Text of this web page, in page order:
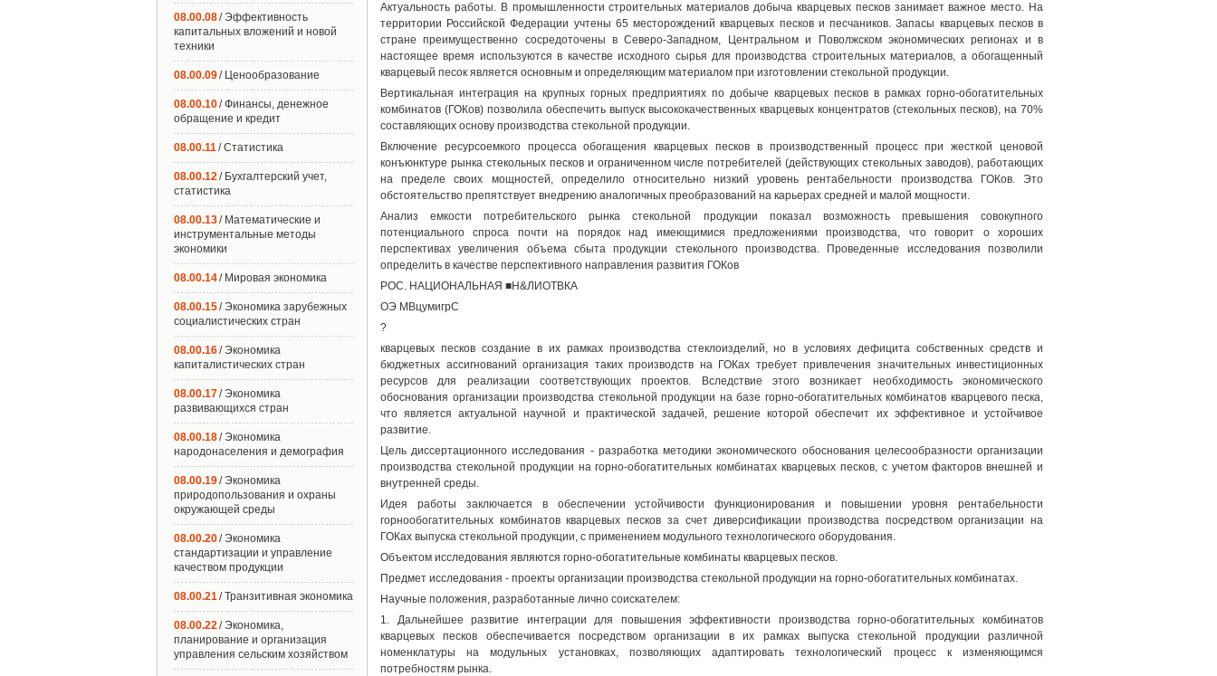
Актуальность работы. В промышленности строительных материалов добыча кварцевых песков занимает важное место. На
территории Российской Федерации учтены 65 месторождений кварцевых песков и песчаников. Запасы кварцевых песков в
стране преимущественно сосредоточены в Северо-Западном, Центральном и Поволжском экономических регионах и в
настоящее время используются в качестве исходного сырья для производства строительных материалов, а обогащенный
кварцевый песок является основным и определяющим материалом при изготовлении стекольной продукции.
Вертикальная интеграция на крупных горных предприятиях по добыче кварцевых песков в рамках горно-обогатительных
комбинатов (ГОКов) позволила обеспечить выпуск высококачественных кварцевых концентратов (стекольных песков), на 70%
составляющих основу производства стекольной продукции.
Включение ресурсоемкого процесса обогащения кварцевых песков в производственный процесс при жесткой ценовой
конъюнктуре рынка стекольных песков и ограниченном числе потребителей (действующих стекольных заводов), работающих
на пределе своих мощностей, определило относительно низкий уровень рентабельности производства ГОКов. Это
обстоятельство препятствует внедрению аналогичных преобразований на карьерах средней и малой мощности.
Анализ емкости потребительского рынка стекольной продукции показал возможность превышения совокупного
потенциального спроса почти на порядок над имеющимися предложениями производства, что говорит о хороших
перспективах увеличения объема сбыта продукции стекольного производства. Проведенные исследования позволили
определить в качестве перспективного направления развития ГОКов
РОС. НАЦИОНАЛЬНАЯ ■Н&ЛИОТВКА
ОЭ МВцумигрС
?
кварцевых песков создание в их рамках производства стеклоизделий, но в условиях дефицита собственных средств и
бюджетных ассигнований организация таких производств на ГОКах требует привлечения значительных инвестиционных
ресурсов для реализации соответствующих проектов. Вследствие этого возникает необходимость экономического
обоснования организации производства стекольной продукции на базе горно-обогатительных комбинатов кварцевого песка,
что является актуальной научной и практической задачей, решение которой обеспечит их эффективное и устойчивое
развитие.
Цель диссертационного исследования - разработка методики экономического обоснования целесообразности организации
производства стекольной продукции на горно-обогатительных комбинатах кварцевых песков, с учетом факторов внешней и
внутренней среды.
Идея работы заключается в обеспечении устойчивости функционирования и повышении уровня рентабельности
горнообогатительных комбинатов кварцевых песков за счет диверсификации производства посредством организации на
ГОКах выпуска стекольной продукции, с применением модульного технологического оборудования.
Объектом исследования являются горно-обогатительные комбинаты кварцевых песков.
Предмет исследования - проекты организации производства стекольной продукции на горно-обогатительных комбинатах.
Научные положения, разработанные лично соискателем:
1. Дальнейшее развитие интеграции для повышения эффективности производства горно-обогатительных комбинатов
кварцевых песков обеспечивается посредством организации в их рамках выпуска стекольной продукции различной
номенклатуры на модульных установках, позволяющих адаптировать технологический процесс к изменяющимся
потребностям рынка.
08.00.08/ Эффективность
капитальных вложений и новой
техники
08.00.09/ Ценообразование
08.00.10/ Финансы, денежное
обращение и кредит
08.00.11/ Статистика
08.00.12/ Бухгалтерский учет,
статистика
08.00.13/ Математические и
инструментальные методы
экономики
08.00.14/ Мировая экономика
08.00.15/ Экономика зарубежных
социалистических стран
08.00.16/ Экономика
капиталистических стран
08.00.17/ Экономика
развивающихся стран
08.00.18/ Экономика
народонаселения и демография
08.00.19/ Экономика
природопользования и охраны
окружающей среды
08.00.20/ Экономика
стандартизации и управление
качеством продукции
08.00.21/ Транзитивная экономика
08.00.22/ Экономика,
планирование и организация
управления сельским хозяйством